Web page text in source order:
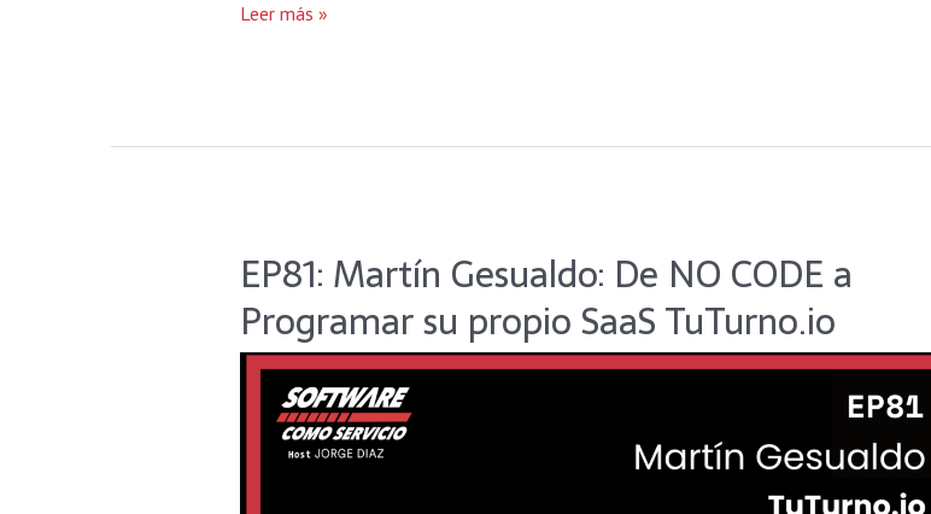
Leer más »
EP81: Martín Gesualdo: De NO CODE a
Programar su propio SaaS TuTurno.io
EP81:
Martín
Gesualdo:
De
CODE
Programar